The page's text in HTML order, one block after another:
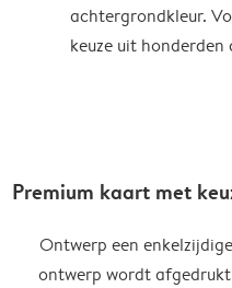
achtergrondkleur.
keuze uit honderden
Premium kaart met
Ontwerp een
ontwerp wordt